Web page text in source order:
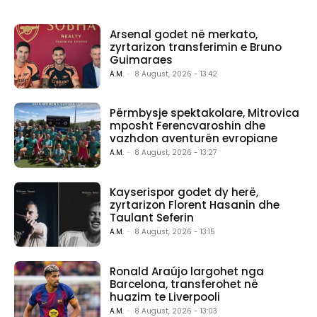
Arsenal godet në merkato,
zyrtarizon transferimin e Bruno
Guimaraes
A.M. - 8 August, 2026 - 13:42
Përmbysje spektakolare, Mitrovica
mposht Ferencvaroshin dhe
vazhdon aventurën evropiane
A.M. - 8 August, 2026 - 13:27
Kayserispor godet dy herë,
zyrtarizon Florent Hasanin dhe
Taulant Seferin
A.M. - 8 August, 2026 - 13:15
Ronald Araújo largohet nga
Barcelona, transferohet në
huazim te Liverpooli
A.M. - 8 August, 2026 - 13:03